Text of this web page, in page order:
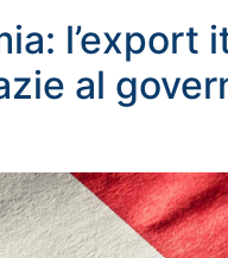
l’export
al